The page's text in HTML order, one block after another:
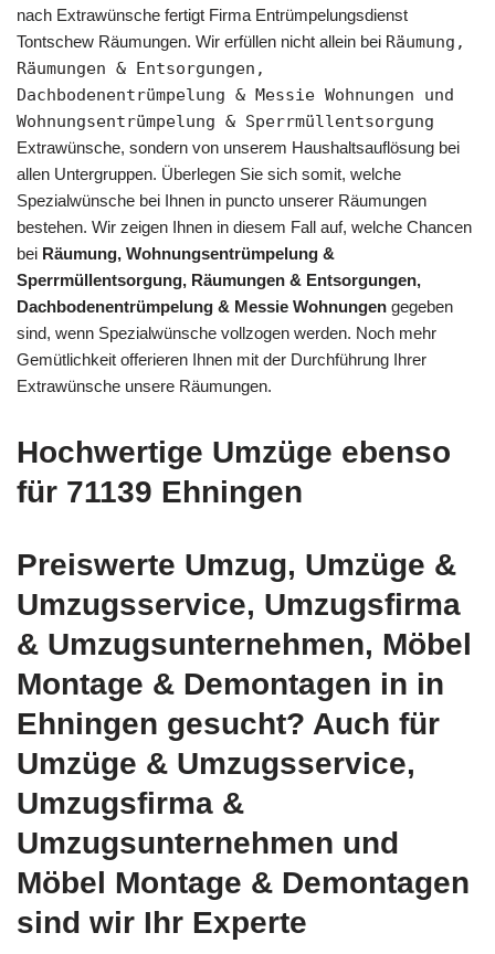
nach Extrawünsche fertigt Firma Entrümpelungsdienst
Tontschew Räumungen. Wir erfüllen nicht allein bei Räumung,
Räumungen & Entsorgungen,
Dachbodenentrümpelung & Messie Wohnungen und
Wohnungsentrümpelung & Sperrmüllentsorgung
Extrawünsche, sondern von unserem Haushaltsauflösung bei
allen Untergruppen. Überlegen Sie sich somit, welche
Spezialwünsche bei Ihnen in puncto unserer Räumungen
bestehen. Wir zeigen Ihnen in diesem Fall auf, welche Chancen
bei Räumung, Wohnungsentrümpelung &
Sperrmüllentsorgung, Räumungen & Entsorgungen,
Dachbodenentrümpelung & Messie Wohnungen gegeben
sind, wenn Spezialwünsche vollzogen werden. Noch mehr
Gemütlichkeit offerieren Ihnen mit der Durchführung Ihrer
Extrawünsche unsere Räumungen.
Hochwertige Umzüge ebenso
für 71139 Ehningen
Preiswerte Umzug, Umzüge &
Umzugsservice, Umzugsfirma
& Umzugsunternehmen, Möbel
Montage & Demontagen in in
Ehningen gesucht? Auch für
Umzüge & Umzugsservice,
Umzugsfirma &
Umzugsunternehmen und
Möbel Montage & Demontagen
sind wir Ihr Experte